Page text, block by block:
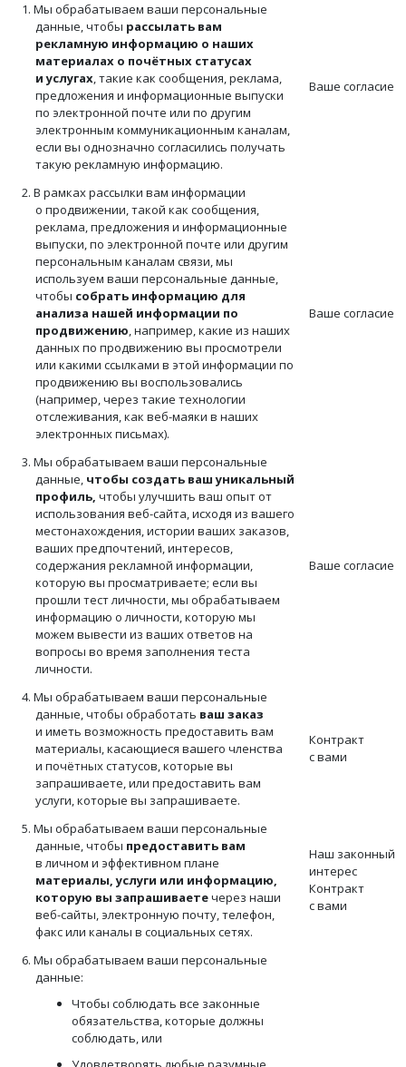
1. Мы обрабатываем ваши персональные
данные, чтобы рассылать вам
рекламную информацию о наших
материалах о почётных статусах
и услугах, такие как сообщения, реклама,
предложения и информационные выпуски
по электронной почте или по другим
электронным коммуникационным каналам,
если вы однозначно согласились получать
такую рекламную информацию.
Ваше согласие
2. В рамках рассылки вам информации
о продвижении, такой как сообщения,
реклама, предложения и информационные
выпуски, по электронной почте или другим
персональным каналам связи, мы
используем ваши персональные данные,
чтобы собрать информацию для
анализа нашей информации по
продвижению, например, какие из наших
данных по продвижению вы просмотрели
или какими ссылками в этой информации по
продвижению вы воспользовались
(например, через такие технологии
отслеживания, как веб-маяки в наших
электронных письмах).
Ваше согласие
3. Мы обрабатываем ваши персональные
данные, чтобы создать ваш уникальный
профиль, чтобы улучшить ваш опыт от
использования веб-сайта, исходя из вашего
местонахождения, истории ваших заказов,
ваших предпочтений, интересов,
содержания рекламной информации,
которую вы просматриваете; если вы
прошли тест личности, мы обрабатываем
информацию о личности, которую мы
можем вывести из ваших ответов на
вопросы во время заполнения теста
личности.
Ваше согласие
4. Мы обрабатываем ваши персональные
данные, чтобы обработать ваш заказ
и иметь возможность предоставить вам
материалы, касающиеся вашего членства
и почётных статусов, которые вы
запрашиваете, или предоставить вам
услуги, которые вы запрашиваете.
Контракт
с вами
5. Мы обрабатываем ваши персональные
данные, чтобы предоставить вам
в личном и эффективном плане
материалы, услуги или информацию,
которую вы запрашиваетечерез наши
веб-сайты, электронную почту, телефон,
факс или каналы в социальных сетях.
Наш законный
интерес
Контракт
с вами
6. Мы обрабатываем ваши персональные
данные:
Чтобы соблюдать все законные
обязательства, которые должны
соблюдать, или